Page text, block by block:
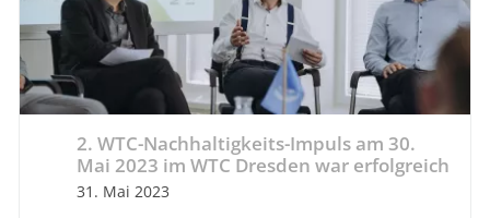
2. WTC-Nachhaltigkeits-Impuls am 30.
Mai 2023 im WTC Dresden war erfolgreich
31. Mai 2023